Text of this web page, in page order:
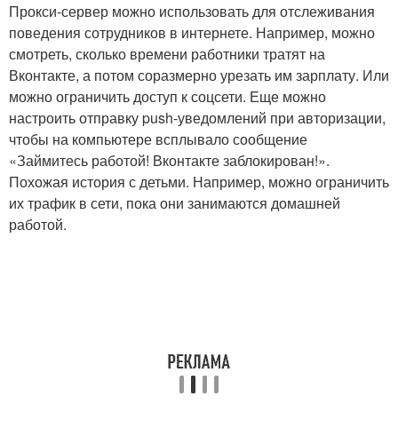
Прокси-сервер можно использовать для отслеживания
поведения сотрудников в интернете. Например, можно
смотреть, сколько времени работники тратят на
Вконтакте, а потом соразмерно урезать им зарплату. Или
можно ограничить доступ к соцсети. Еще можно
настроить отправку push-уведомлений при авторизации,
чтобы на компьютере всплывало сообщение
«Займитесь работой! Вконтакте заблокирован!».
Похожая история с детьми. Например, можно ограничить
их трафик в сети, пока они занимаются домашней
работой.